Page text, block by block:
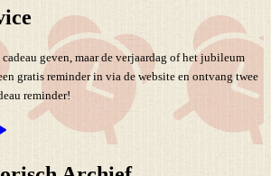
geven, maar de verjaardag of het jubileum
gratis reminder in via de website en ontvang twee
reminder!